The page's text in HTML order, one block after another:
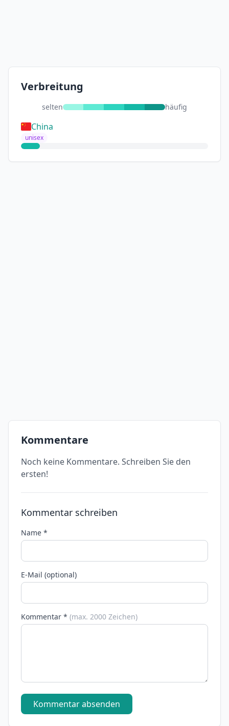
Verbreitung
selten häufig
China
unisex
Kommentare
Noch keine Kommentare. Schreiben Sie den
ersten!
Kommentar schreiben
Name *
E-Mail (optional)
Kommentar * (max. 2000 Zeichen)
Kommentar absenden